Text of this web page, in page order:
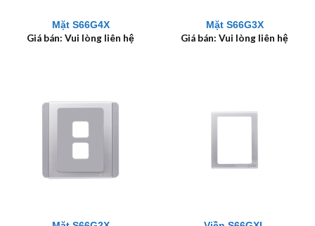
Mặt S66G4X
Giá bán: Vui lòng liên hệ
Mặt S66G3X
Giá bán: Vui lòng liên hệ